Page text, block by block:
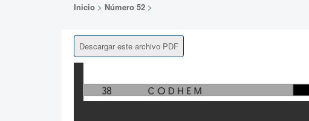
Inicio > Número 52 >
Descargar este archivo PDF